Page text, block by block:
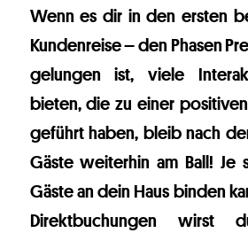
Wenn es dir in den ersten
Kundenreise – den Phasen
gelungen ist, viele
bieten, die zu einer
geführt haben, bleib nach
Gäste weiterhin am Ball! Je
Gäste an dein Haus binden
Direktbuchungen wirst